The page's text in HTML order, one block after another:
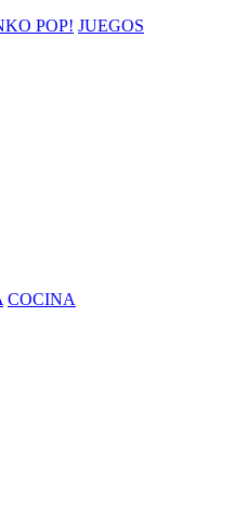
POP! JUEGOS
COCINA